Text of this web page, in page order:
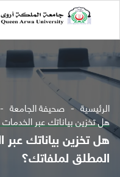
الرئيسية صحيفة الجامعة
هل تخزين بياناتك عبر
هل تخزين بياناتك عبر
المطلق لملفاتك؟